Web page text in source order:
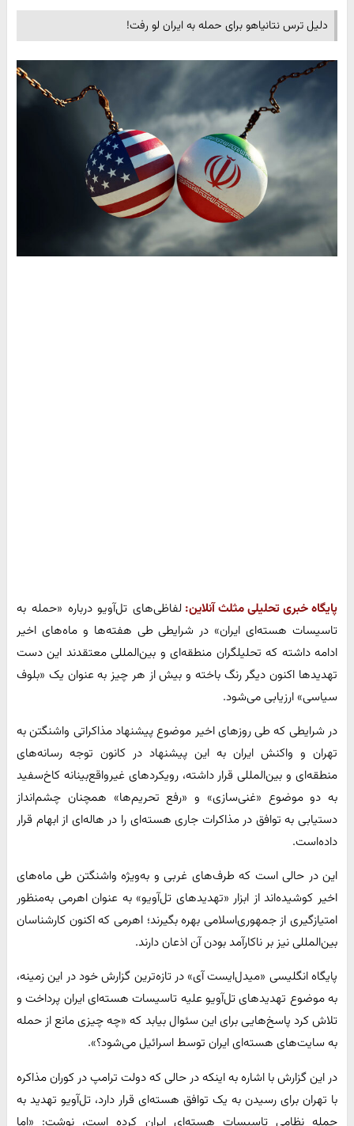
دلیل ترس نتانیاهو برای حمله به ایران لو رفت!
پایگاه خبری تحلیلی مثلث آنلاین: لفاظی‌های تل‌آویو درباره «حمله به
تاسیسات هسته‌ای ایران» در شرایطی طی هفته‌ها و ماه‌های اخیر
ادامه داشته که تحلیلگران منطقه‌ای و بین‌المللی معتقدند این دست
تهدیدها اکنون دیگر رنگ باخته و بیش از هر چیز به عنوان یک «بلوف
سیاسی» ارزیابی می‌شود.
در شرایطی که طی روزهای اخیر موضوع پیشنهاد مذاکراتی واشنگتن به
تهران و واکنش ایران به این پیشنهاد در کانون توجه رسانه‌های
منطقه‌ای و بین‌المللی قرار داشته، رویکردهای غیرواقع‌بینانه کاخ‌سفید
به دو موضوع «غنی‌سازی» و «رفع تحریم‌ها» همچنان چشم‌انداز
دستیابی به توافق در مذاکرات جاری هسته‌ای را در هاله‌ای از ابهام قرار
داده‌است.
این در حالی‌ است که طرف‌های غربی و به‌ویژه واشنگتن طی ماه‌های
اخیر کوشیده‌اند از ابزار «تهدیدهای تل‌آویو» به عنوان اهرمی به‌منظور
امتیازگیری از جمهوری‌اسلامی بهره بگیرند؛ اهرمی که اکنون کارشناسان
بین‌المللی نیز بر ناکارآمد بودن آن اذعان دارند.
پایگاه انگلیسی «میدل‌ایست آی» در تازه‌ترین گزارش خود در این زمینه،
به موضوع تهدیدهای تل‌آویو علیه تاسیسات هسته‌ای ایران پرداخت و
تلاش کرد پاسخ‌هایی برای این سئوال بیابد که «چه چیزی مانع از حمله
به سایت‌های هسته‌ای ایران توسط اسرائیل می‌شود؟».
در این گزارش با اشاره به اینکه در حالی که دولت ترامپ در کوران مذاکره
با تهران برای رسیدن به یک توافق هسته‌ای قرار دارد، تل‌آویو تهدید به
حمله نظامی تاسیسات هسته‌ای ایران کرده است، نوشت: «اما